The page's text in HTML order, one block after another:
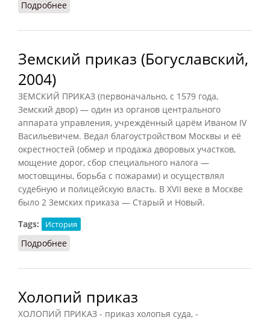
Подробнее
Земский приказ (Богуславский,
2004)
ЗЕМСКИЙ ПРИКАЗ (первоначально, с 1579 года,
Земский двор) — один из органов центрального
аппарата управления, учреждённый царём Иваном IV
Васильевичем. Ведал благоустройством Москвы и её
окрестностей (обмер и продажа дворовых участков,
мощение дорог, сбор специального налога —
мостовщины, борьба с пожарами) и осуществлял
судебную и полицейскую власть. В XVII веке в Москве
было 2 Земских приказа — Старый и Новый.
Tags:
История
Подробнее
Холопий приказ
ХОЛОПИЙ ПРИКАЗ - приказ холопья суда, -